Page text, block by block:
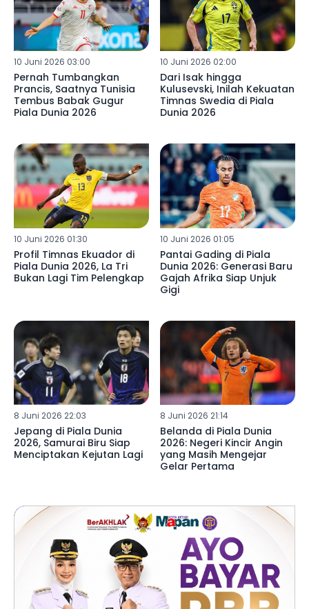
10 Juni 2026 03:00
Pernah Tumbangkan
Prancis, Saatnya Tunisia
Tembus Babak Gugur
Piala Dunia 2026
10 Juni 2026 02:00
Dari Isak hingga
Kulusevski, Inilah Kekuatan
Timnas Swedia di Piala
Dunia 2026
10 Juni 2026 01:30
Profil Timnas Ekuador di
Piala Dunia 2026, La Tri
Bukan Lagi Tim Pelengkap
10 Juni 2026 01:05
Pantai Gading di Piala
Dunia 2026: Generasi Baru
Gajah Afrika Siap Unjuk
Gigi
8 Juni 2026 22:03
Jepang di Piala Dunia
2026, Samurai Biru Siap
Menciptakan Kejutan Lagi
8 Juni 2026 21:14
Belanda di Piala Dunia
2026: Negeri Kincir Angin
yang Masih Mengejar
Gelar Pertama